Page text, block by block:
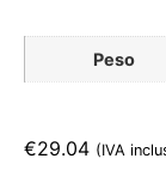
Peso
€29.04 (IVA